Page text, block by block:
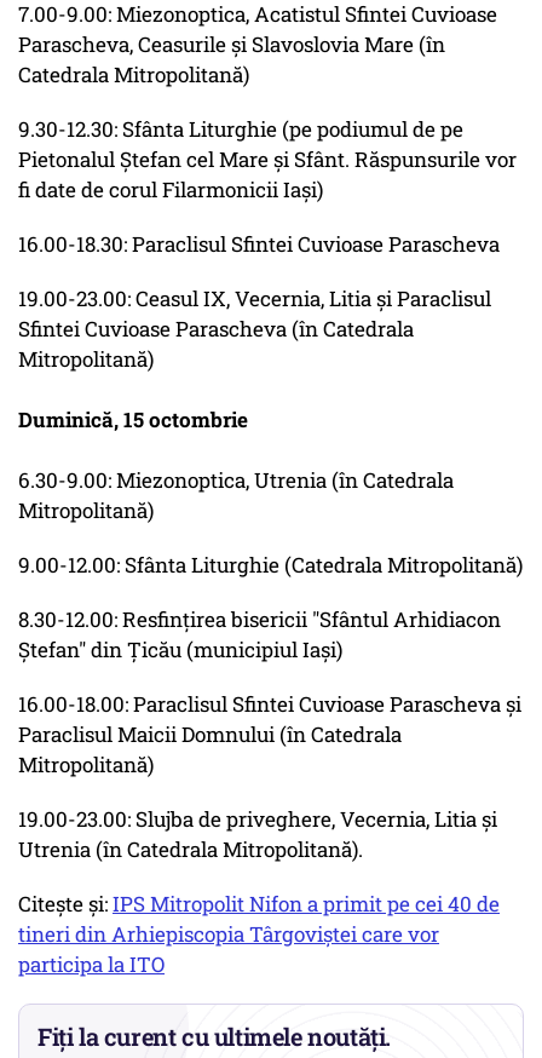
7.00-9.00: Miezonoptica, Acatistul Sfintei Cuvioase
Parascheva, Ceasurile şi Slavoslovia Mare (în
Catedrala Mitropolitană)
9.30-12.30: Sfânta Liturghie (pe podiumul de pe
Pietonalul Ştefan cel Mare şi Sfânt. Răspunsurile vor
fi date de corul Filarmonicii Iaşi)
16.00-18.30: Paraclisul Sfintei Cuvioase Parascheva
19.00-23.00: Ceasul IX, Vecernia, Litia şi Paraclisul
Sfintei Cuvioase Parascheva (în Catedrala
Mitropolitană)
Duminică, 15 octombrie
6.30-9.00: Miezonoptica, Utrenia (în Catedrala
Mitropolitană)
9.00-12.00: Sfânta Liturghie (Catedrala Mitropolitană)
8.30-12.00: Resfinţirea bisericii "Sfântul Arhidiacon
Ştefan" din Ţicău (municipiul Iaşi)
16.00-18.00: Paraclisul Sfintei Cuvioase Parascheva şi
Paraclisul Maicii Domnului (în Catedrala
Mitropolitană)
19.00-23.00: Slujba de priveghere, Vecernia, Litia şi
Utrenia (în Catedrala Mitropolitană).
Citește și:IPS Mitropolit Nifon a primit pe cei 40 de
tineri din Arhiepiscopia Târgoviștei care vor
participa la ITO
Fiți la curent cu ultimele noutăți.